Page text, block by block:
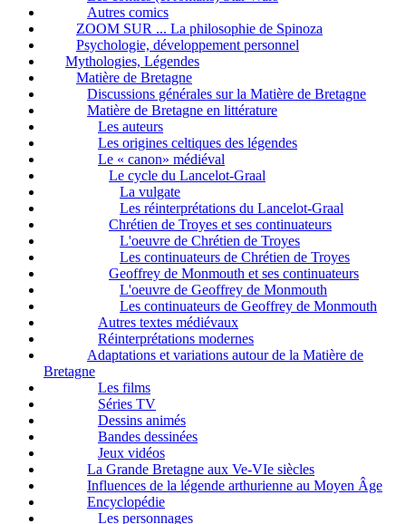
Autres comics
ZOOM SUR ... La philosophie de Spinoza
Psychologie, développement personnel
Mythologies, Légendes
Matière de Bretagne
Discussions générales sur la Matière de Bretagne
Matière de Bretagne en littérature
Les auteurs
Les origines celtiques des légendes
Le « canon» médiéval
Le cycle du Lancelot-Graal
La vulgate
Les réinterprétations du Lancelot-Graal
Chrétien de Troyes et ses continuateurs
L'oeuvre de Chrétien de Troyes
Les continuateurs de Chrétien de Troyes
Geoffrey de Monmouth et ses continuateurs
L'oeuvre de Geoffrey de Monmouth
Les continuateurs de Geoffrey de Monmouth
Autres textes médiévaux
Réinterprétations modernes
Adaptations et variations autour de la Matière de
Bretagne
Les films
Séries TV
Dessins animés
Bandes dessinées
Jeux vidéos
La Grande Bretagne aux Ve-VIe siècles
Influences de la légende arthurienne au Moyen Âge
Encyclopédie
Les personnages